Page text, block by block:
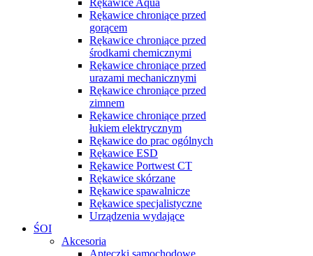
Rękawice chroniące przed
gorącem
Rękawice chroniące przed
środkami chemicznymi
Rękawice chroniące przed
urazami mechanicznymi
Rękawice chroniące przed
zimnem
Rękawice chroniące przed
łukiem elektrycznym
Rękawice do prac ogólnych
Rękawice ESD
Rękawice Portwest CT
Rękawice skórzane
Rękawice spawalnicze
Rękawice specjalistyczne
Urządzenia wydające
ŚOI
Akcesoria
Apteczki samochodowe